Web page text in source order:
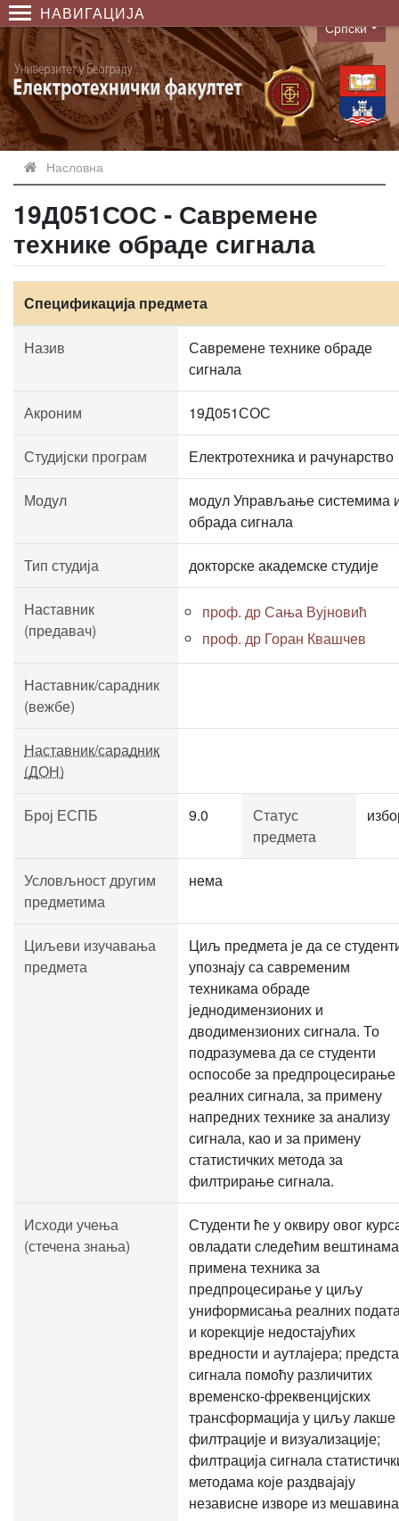
НАВИГАЦИЈА
Language
Српски
Насловна
19Д051СОС - Савремене
технике обраде сигнала
Спецификација предмета
Назив
Савремене технике обраде
сигнала
Акроним 19Д051СОС
Студијски програм Електротехника и рачунарство
Модул
модул Управљање системима
обрада сигнала
Тип студија докторске академске студије
Наставник
(предавач)
проф. др Сања Вујновић
проф. др Горан Квашчев
Наставник/сарадник
(вежбе)
Наставник/сарадник
(ДОН)
Број ЕСПБ 9.0
Статус
предмета
Условљност другим
предметима
нема
Циљеви изучавања
предмета
Циљ предмета је да се
упознају са савременим
техникама обраде
једнодимензионих и
дводимензионих сигнала. То
подразумева да се студенти
оспособе за предпроцесирање
реалних сигнала, за примену
напредних технике за анализу
сигнала, као и за примену
статистичких метода за
филтрирање сигнала.
Исходи учења
(стечена знања)
Студенти ће у оквиру овог
овладати следећим
примена техника за
предпроцесирање у циљу
униформисања реалних
и корекције недостајућих
вредности и аутлајера;
сигнала помоћу различитих
временско-фреквенцијских
трансформација у циљу лакше
филтрације и визуализације;
филтрација сигнала
методама које раздвајају
независне изворе из мешавина